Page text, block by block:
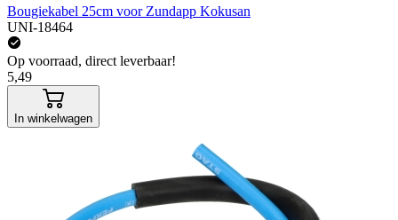
Bougiekabel 25cm voor Zundapp Kokusan
UNI-18464
Op voorraad, direct leverbaar!
5,49
In winkelwagen